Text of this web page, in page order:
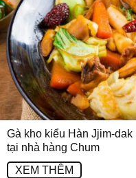
Gà kho kiểu Hàn Jjim-
tại nhà hàng Chum
XEM THÊM